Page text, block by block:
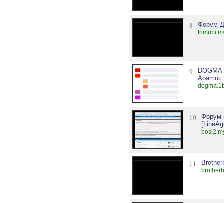
8 Форум
9
10
Форум
11